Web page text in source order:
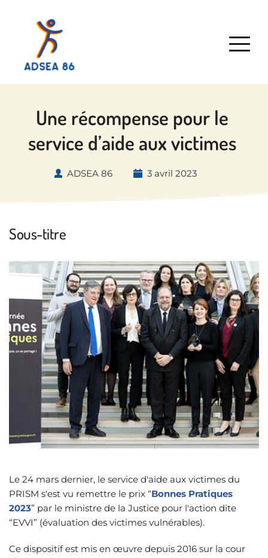
Une récompense pour le
service d’aide aux victimes
ADSEA 86 3 avril 2023
Sous-titre
Le 24 mars dernier, le service d'aide aux victimes du
PRISM s'est vu remettre le prix “Bonnes Pratiques
2023” par le ministre de la Justice pour l'action dite
“EVVI” (évaluation des victimes vulnérables).
Ce dispositif est mis en œuvre depuis 2016 sur la cour